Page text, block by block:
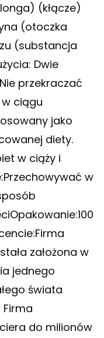
(kłącze)
(otoczka
(substancja
Dwie
przekraczać
ciągu
jako
diety.
w ciąży i
w
założona w
jednego
świata
do milionów